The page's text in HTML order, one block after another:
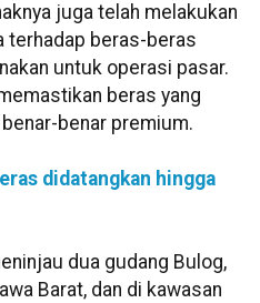
juga telah melakukan
terhadap beras-beras
untuk operasi pasar.
beras yang
benar premium.
didatangkan hingga
dua gudang Bulog,
Barat, dan di kawasan